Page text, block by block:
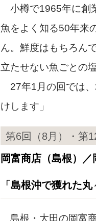
小樽で1965年に創
魚をよく知る50年来
ん。鮮度はもちろん
立たせない魚ごとの
27年1月の回では、
けします」
第6回（8月）・第
岡富商店（島根）
「島根沖で獲れた
島根・大田の岡富